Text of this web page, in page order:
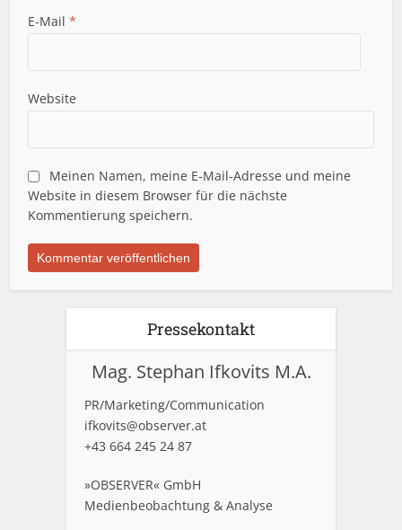
E-Mail*
Website
Meinen Namen, meine E-Mail-Adresse und meine
Website in diesem Browser für die nächste
Kommentierung speichern.
Pressekontakt
Mag. Stephan Ifkovits M.A.
PR/Marketing/Communication
ifkovits@observer.at
+43 664 245 24 87
»OBSERVER« GmbH
Medienbeobachtung & Analyse